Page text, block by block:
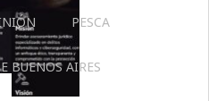
PESCA
BUENOS AIRES